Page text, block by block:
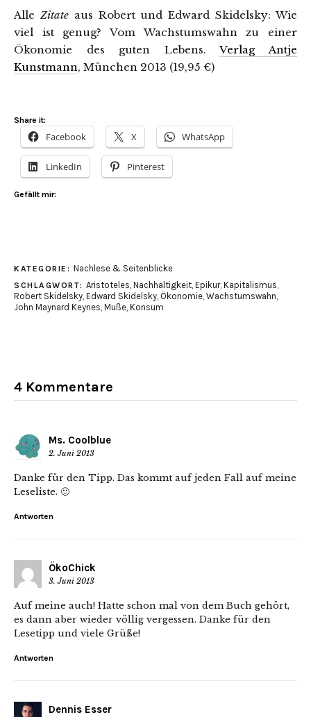
Alle Zitateaus Robert und Edward Skidelsky: Wie
viel ist genug? Vom Wachstumswahn zu einer
Ökonomie des guten Lebens.Verlag Antje
Kunstmann, München 2013 (19,95 €)
Share it:
Facebook X WhatsApp
LinkedIn Pinterest
Gefällt mir:
KATEGORIE: Nachlese & Seitenblicke
SCHLAGWORT: Aristoteles, Nachhaltigkeit, Epikur, Kapitalismus,
Robert Skidelsky, Edward Skidelsky, Ökonomie, Wachstumswahn,
John Maynard Keynes, Muße, Konsum
4 Kommentare
Ms. Coolblue
2. Juni 2013
Danke für den Tipp. Das kommt auf jeden Fall auf meine
Leseliste. 🙂
Antworten
ÖkoChick
3. Juni 2013
Auf meine auch! Hatte schon mal von dem Buch gehört,
es dann aber wieder völlig vergessen. Danke für den
Lesetipp und viele Grüße!
Antworten
Dennis Esser